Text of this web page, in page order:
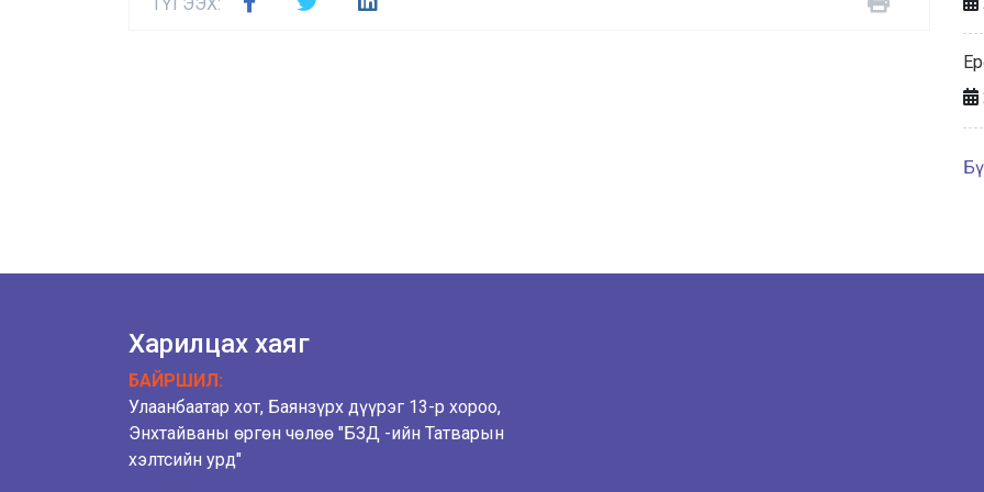
Харилцах хаяг
БАЙРШИЛ:
Улаанбаатар хот, Баянзүрх дүүрэг 13-р хороо,
Энхтайваны өргөн чөлөө "БЗД -ийн Татварын
хэлтсийн урд"